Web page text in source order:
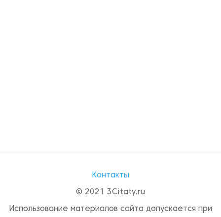
Контакты
© 2021 3Citaty.ru
Использование материалов сайта допускается при